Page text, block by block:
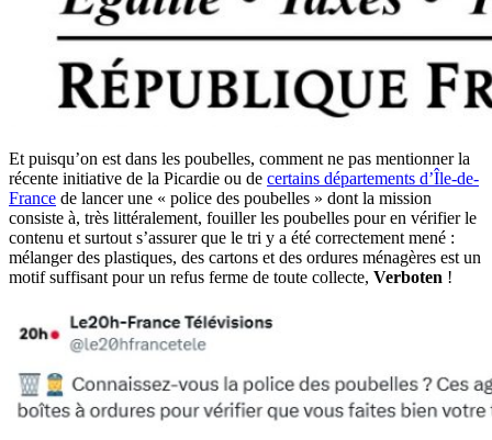
Et puisqu’on est dans les poubelles, comment ne pas mentionner la
récente initiative de la Picardie ou de certains départements d’Île-de-
France de lancer une « police des poubelles » dont la mission
consiste à, très littéralement, fouiller les poubelles pour en vérifier le
contenu et surtout s’assurer que le tri y a été correctement mené :
mélanger des plastiques, des cartons et des ordures ménagères est un
motif suffisant pour un refus ferme de toute collecte, Verboten !